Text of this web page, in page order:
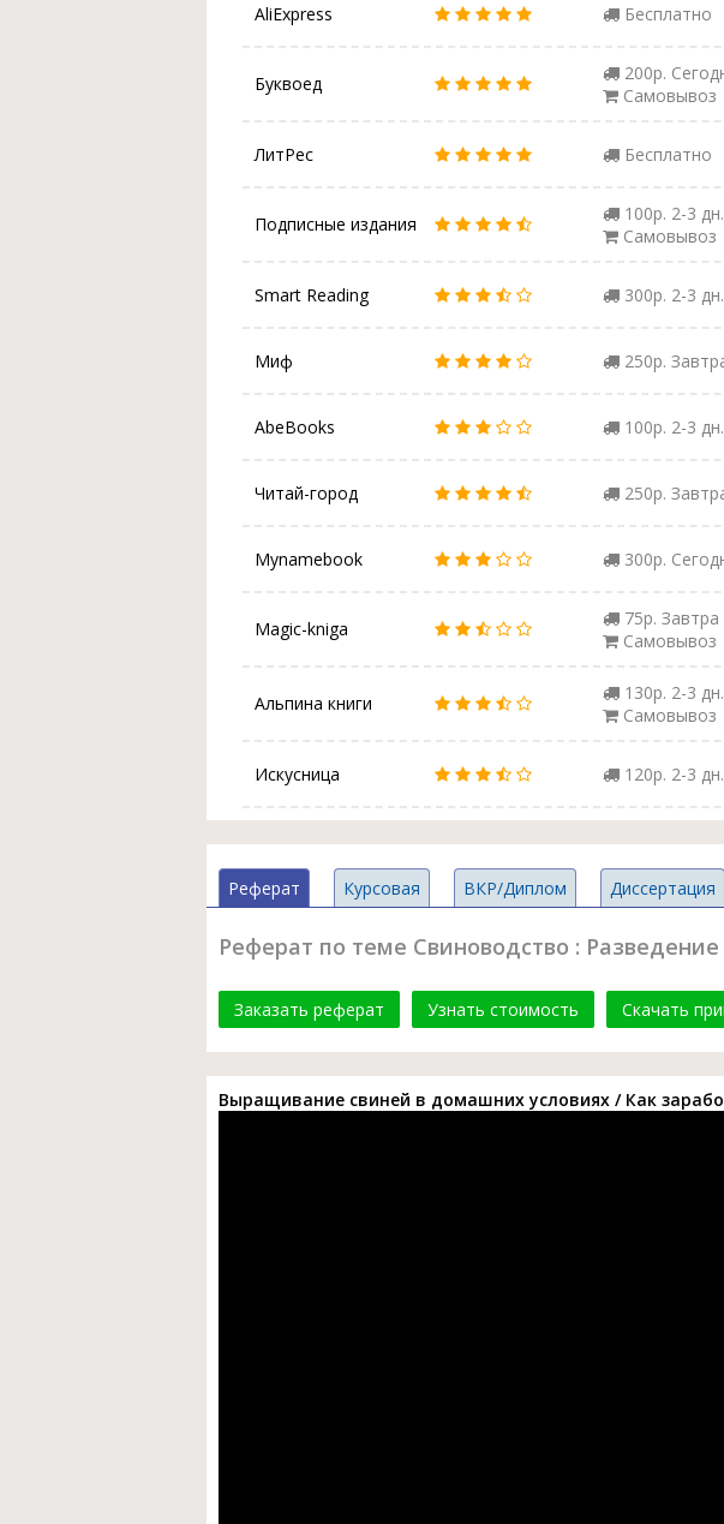
AliExpress Бесплатно
Буквоед
200р.
Самовывоз
ЛитРес Бесплатно
Подписные издания
100р. 2-3 дн.
Самовывоз
Smart Reading 300р. 2-3 дн.
Миф 250р.
AbeBooks 100р. 2-3 дн.
Читай-город 250р.
Mynamebook 300р.
Magic-kniga
75р. Завтра
Самовывоз
Альпина книги
130р. 2-3 дн.
Самовывоз
Искусница 120р. 2-3 дн.
Реферат Курсовая ВКР/Диплом Диссертация
Реферат по теме Свиноводство :
Заказать реферат Узнать стоимость Скачать
Выращивание свиней в домашних условиях / Как